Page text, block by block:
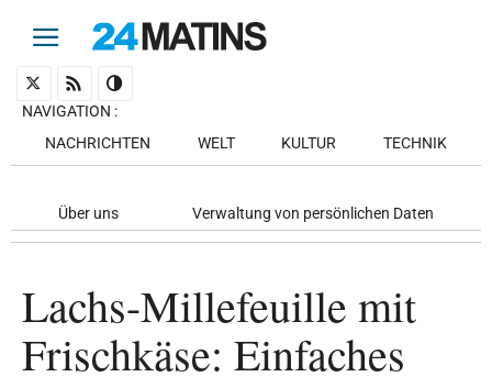
NAVIGATION :
NACHRICHTEN
WELT KULTUR TECHNIK
Über uns Verwaltung von persönlichen Daten
Lachs-Millefeuille mit
Frischkäse: Einfaches